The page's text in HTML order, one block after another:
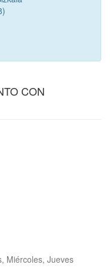
CON
Miércoles, Jueves